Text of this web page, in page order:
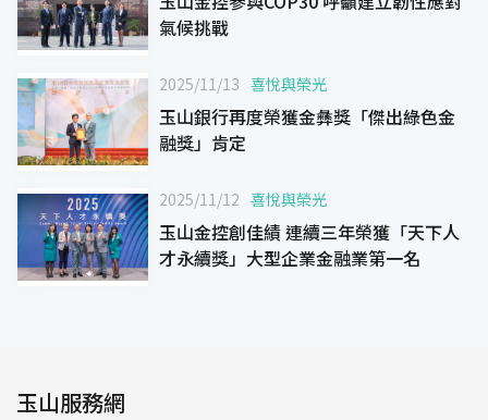
氣候挑戰
2025/11/13 喜悅與榮光
玉山銀行再度榮獲金彝獎「傑出綠色金
融獎」肯定
2025/11/12 喜悅與榮光
玉山金控創佳績 連續三年榮獲「天下人
才永續獎」大型企業金融業第一名
玉山服務網